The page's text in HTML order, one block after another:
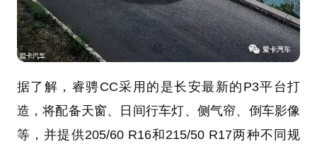
据了解，睿骋CC采用的是长安最新的P3平台打
造，将配备天窗、日间行车灯、侧气帘、倒车影像
等，并提供205/60 R16和215/50 R17两种不同规